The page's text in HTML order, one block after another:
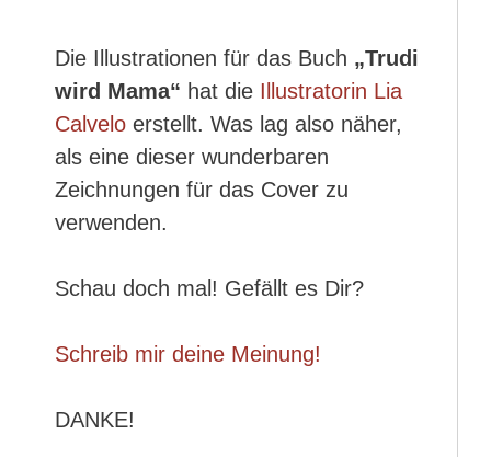
Die Illustrationen für das Buch „Trudi
wird Mama“ hat die Illustratorin Lia
Calvelo erstellt. Was lag also näher,
als eine dieser wunderbaren
Zeichnungen für das Cover zu
verwenden.
Schau doch mal! Gefällt es Dir?
Schreib mir deine Meinung!
DANKE!